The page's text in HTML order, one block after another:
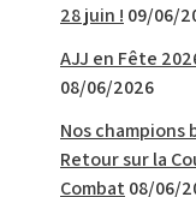
28 juin ! 09/06/
AJJ en Fête
08/06/2026
Nos
Retour sur la
Combat 08/06/